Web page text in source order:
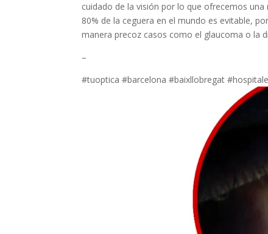
cuidado de la visión por lo que ofrecemos
80% de la ceguera en el mundo es evitable,
manera precoz casos como el glaucoma o la
–
#tuoptica #barcelona #baixllobregat